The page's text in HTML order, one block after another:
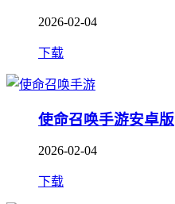
2026-02-04
下载
使命召唤手游安卓版
2026-02-04
下载